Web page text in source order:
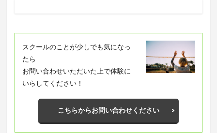
スクールのことが少しでも気になっ
たら
お問い合わせいただいた上で体験に
いらしてください！
こちらからお問い合わせください